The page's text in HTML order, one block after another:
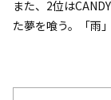
また、2位は
た夢を喰う。「雨